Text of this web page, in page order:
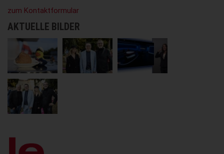
zum Kontaktformular
AKTUELLE BILDER